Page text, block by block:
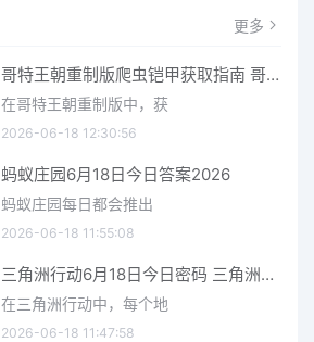
更多
哥特王朝重制版爬虫铠甲获取指南 哥特王朝重制版爬虫铠甲获取方法
在哥特王朝重制版中，获
2026-06-18 12:30:56
蚂蚁庄园6月18日今日答案2026
蚂蚁庄园每日都会推出
2026-06-18 11:55:08
三角洲行动6月18日今日密码 三角洲行动2026年6月18今日摩斯密码分享
在三角洲行动中，每个地
2026-06-18 11:47:58